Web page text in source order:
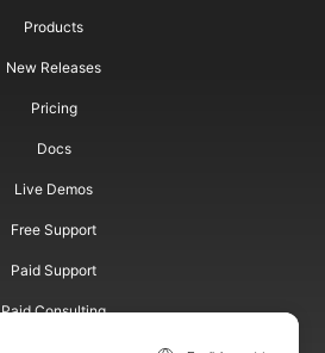
Products
New Releases
Pricing
Docs
Live Demos
Free Support
Paid Support
Paid Consulting